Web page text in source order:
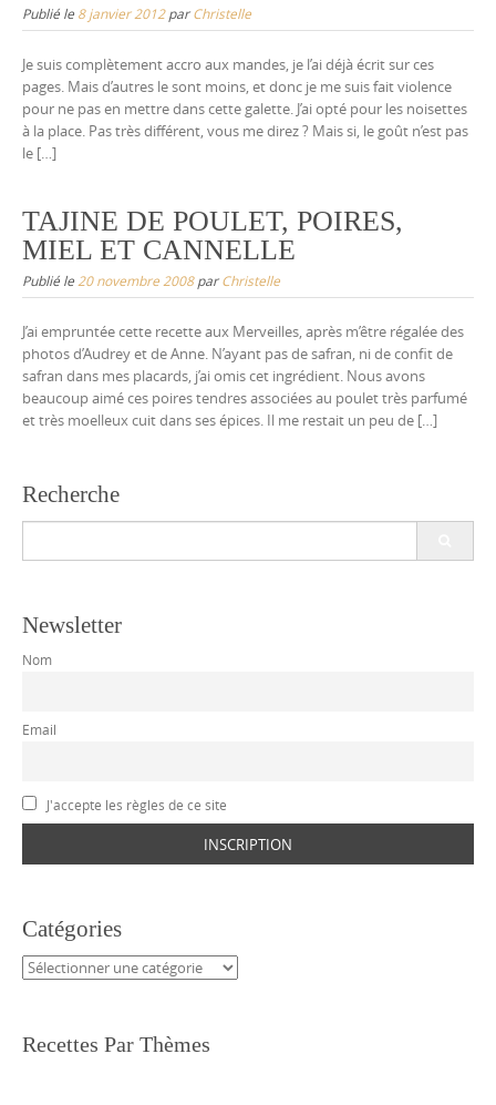
Publié le 8 janvier 2012parChristelle
Je suis complètement accro aux mandes, je l’ai déjà écrit sur ces
pages. Mais d’autres le sont moins, et donc je me suis fait violence
pour ne pas en mettre dans cette galette. J’ai opté pour les noisettes
à la place. Pas très différent, vous me direz ? Mais si, le goût n’est pas
le […]
TAJINE DE POULET, POIRES,
MIEL ET CANNELLE
Publié le20 novembre 2008parChristelle
J’ai empruntée cette recette aux Merveilles, après m’être régalée des
photos d’Audrey et de Anne. N’ayant pas de safran, ni de confit de
safran dans mes placards, j’ai omis cet ingrédient. Nous avons
beaucoup aimé ces poires tendres associées au poulet très parfumé
et très moelleux cuit dans ses épices. Il me restait un peu de […]
Recherche
Newsletter
Nom
Email
J'accepte les règles de ce site
Catégories
Catégories
Recettes Par Thèmes